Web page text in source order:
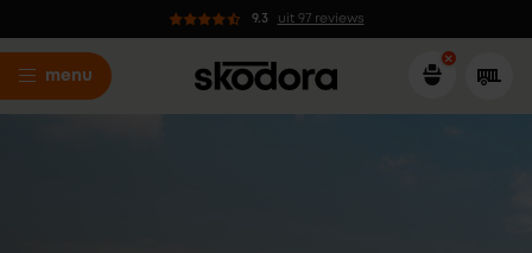
9.3 uit 97 reviews
menu